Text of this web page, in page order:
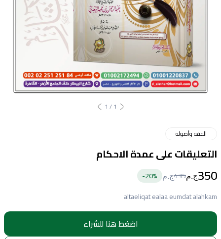
1
/
1
الفقه وأصوله
التعليقات على عمدة الاحكام
350ج.م435ج.م 20%-
altaeliqat ealaa eumdat alahkam
اضغط هنا للشراء